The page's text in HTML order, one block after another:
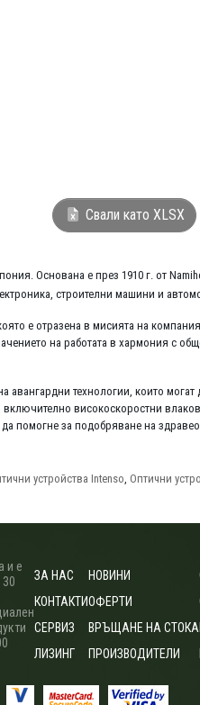
Свали като XLSX
Основана е през 1910 г. от
строителни машини и
е отразена в мисията на
на работата в хармония с
авангардни технологии, които
високоскоростни
помогне за подобряване на
устройства Intenso, Оптични
и е
ЗА НАС
КОНТАКТИ
СЕРВИЗ
ЛИЗИНГ
НОВИНИ
ОФЕРТИ
ВРЪЩАНЕ НА СТОКА
ПРОИЗВОДИТЕЛИ